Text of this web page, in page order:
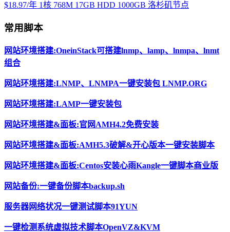
$18.97/年 1核 768M 17GB HDD 1000GB 洛杉矶节点
常用脚本
网站环境搭建:OneinStack可搭建lnmp、lamp、lnmpa、lnmt
组合
网站环境搭建:LNMP、LNMPA一键安装包 LNMP.ORG
网站环境搭建:LAMP一键安装包
网站环境搭建&面板:官网AMH4.2免费安装
网站环境搭建&面板:AMH5.3破解&开心版本一键安装脚本
网站环境搭建&面板:Centos安装心雨Kangle一键脚本商业版
网站备份:一键备份脚本backup.sh
服务器网络状况一键测试脚本91YUN
一键检测系统虚拟技术脚本OpenVZ&KVM